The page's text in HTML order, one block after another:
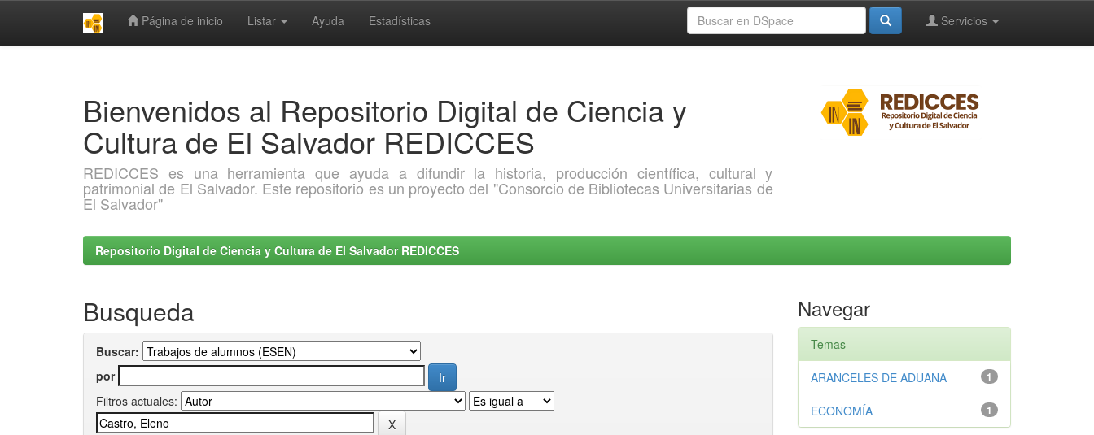
Página de inicio Listar Ayuda Estadísticas Servicios
Bienvenidos al Repositorio Digital de Ciencia y
Cultura de El Salvador REDICCES
REDICCES es una herramienta que ayuda a difundir la historia, producción científica, cultural y
patrimonial de El Salvador. Este repositorio es un proyecto del "Consorcio de Bibliotecas Universitarias de
El Salvador"
Repositorio Digital de Ciencia y Cultura de El Salvador REDICCES
Busqueda
Buscar:
por
Filtros actuales:
Navegar
Temas
1
ARANCELES DE ADUANA
1
ECONOMÍA